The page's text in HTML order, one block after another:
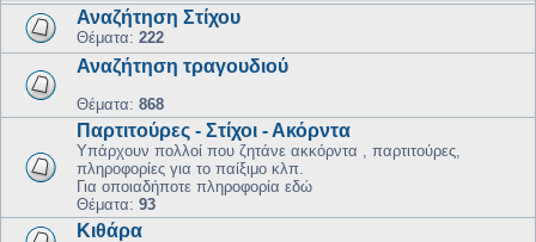
Αναζήτηση Στίχου
Θέματα: 222
Αναζήτηση τραγουδιού
Θέματα: 868
Παρτιτούρες - Στίχοι - Ακόρντα
Υπάρχουν πολλοί που ζητάνε ακκόρντα , παρτιτούρες,
πληροφορίες για το παίξιμο κλπ.
Για οποιαδήποτε πληροφορία εδώ
Θέματα: 93
Κιθάρα